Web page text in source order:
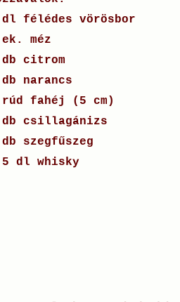
félédes vörösbor
méz
citrom
narancs
fahéj (5 cm)
db csillagánizs
szegfűszeg
dl whisky